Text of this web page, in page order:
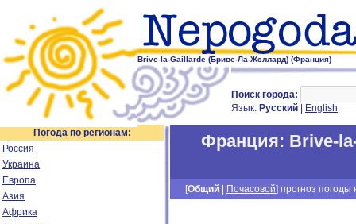
Brive-la-Gaillarde (Бриве-Ла-Жэллард) (Франция)
Поиск города:
Язык: Русский English
Погода по регионам:
Россия
Украина
Европа
Азия
Африка
Франция: Brive-
[Общий Почасовой] прогноз погоды